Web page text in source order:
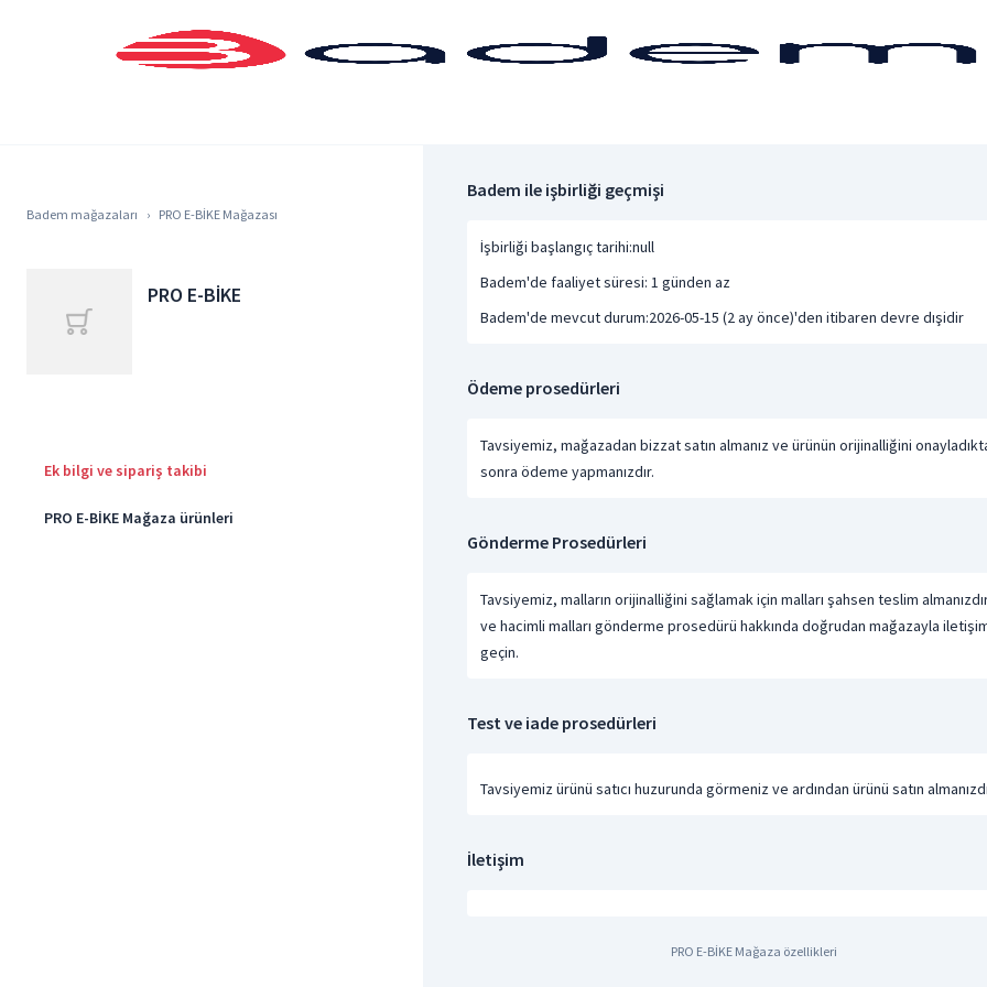
Badem mağazaları PRO E-BİKE Mağazası
PRO E-BİKE
Ek bilgi ve sipariş takibi
PRO E-BİKE Mağaza ürünleri
Badem ile işbirliği geçmişi
İşbirliği başlangıç tarihi:null
Badem'de faaliyet süresi: 1 günden az
Badem'de mevcut durum:2026-05-15 (2 ay önce)'den itibaren devre dışidir
Ödeme prosedürleri
Tavsiyemiz, mağazadan bizzat satın almanız ve ürünün orijinalliğini
sonra ödeme yapmanızdır.
Gönderme Prosedürleri
Tavsiyemiz, malların orijinalliğini sağlamak için malları şahsen teslim
ve hacimli malları gönderme prosedürü hakkında doğrudan mağazayla
geçin.
Test ve iade prosedürleri
Tavsiyemiz ürünü satıcı huzurunda görmeniz ve ardından ürünü satın
İletişim
PRO E-BİKE Mağaza özellikleri